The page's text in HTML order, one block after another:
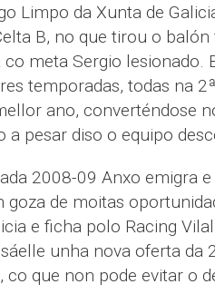
Limpo da Xunta de
B, no que tirou o
co meta Sergio lesionado.
temporadas, todas na
ano, converténdose
a pesar diso o equipo
2008-09 Anxo emigra
goza de moitas
e ficha polo Racing
unha nova oferta da
co que non pode evitar o